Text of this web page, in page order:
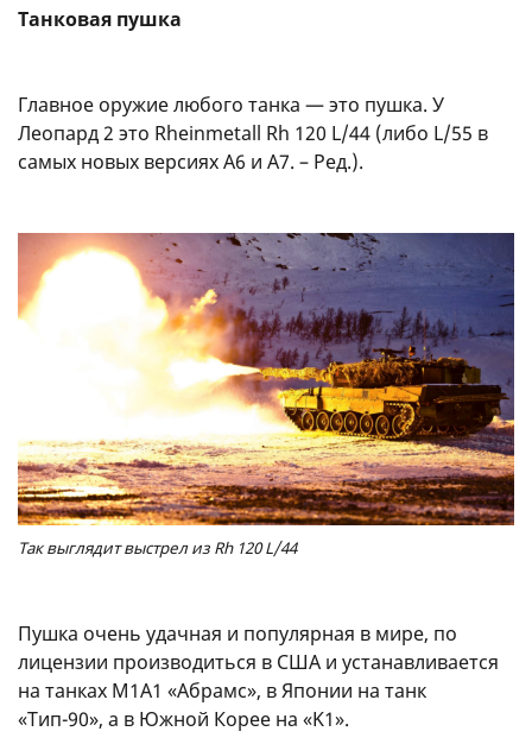
Танковая пушка
Главное оружие любого танка — это пушка. У
Леопард 2 это Rheinmetall Rh 120 L/44 (либо L/55 в
самых новых версиях A6 и A7. – Ред.).
Так выглядит выстрел из Rh 120 L/44
Пушка очень удачная и популярная в мире, по
лицензии производиться в США и устанавливается
на танках M1A1 «Абрамс», в Японии на танк
«Тип-90», а в Южной Корее на «K1».